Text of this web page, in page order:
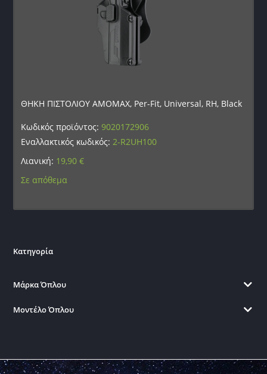
ΘΗΚΗ ΠΙΣΤΟΛΙΟΥ AMOMAX, Per-Fit, Universal, RH, Black
Κωδικός προϊόντος:9020172906
Εναλλακτικός κωδικός:2-R2UH100
Λιανική: 19,90€
Σε απόθεμα
Κατηγορία
Μάρκα Όπλου
Μοντέλο Όπλου